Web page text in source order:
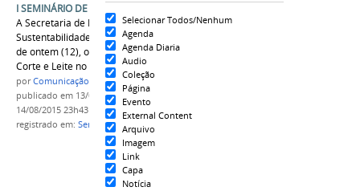
Selecionar Todos/Nenhum
Agenda
Agenda Diaria
Audio
Coleção
Página
Evento
External Content
Arquivo
Imagem
Link
Capa
Notícia
I SEMINÁRIO DE PECUÁRIA DE CORTE E LEITE
A Secretaria de Estado de Produção Rural e
Sustentabilidade (SEPROR) realizou na manhã
de ontem (12), o I Seminário de Pecuária de
Corte e Leite no IFAM Câmpus Parintins.
porComunicação CPR
publicado em 13/08/2015 —última modificação
14/08/2015 23h43
registrado em: Seminário ,Pecuária